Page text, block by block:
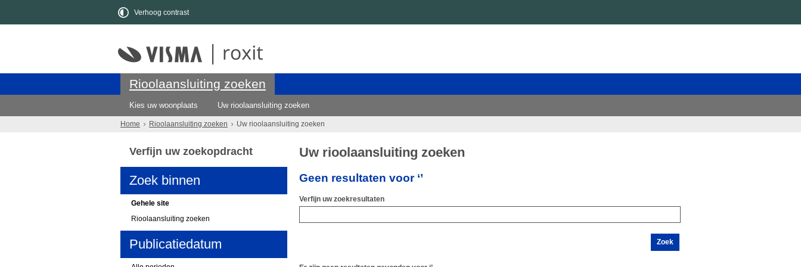
Verhoog contrast
Rioolaansluiting zoeken
Kies uw woonplaats Uw rioolaansluiting zoeken
Home Rioolaansluiting zoeken Uw rioolaansluiting zoeken
Uw rioolaansluiting zoeken
Geen resultaten voor ‘’
Verfijn uw zoekresultaten
Verfijn uw zoekopdracht
Zoek binnen
Gehele site
Rioolaansluiting zoeken
Publicatiedatum